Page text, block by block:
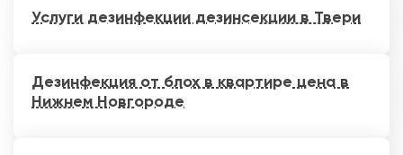
Услуги дезинфекции дезинсекции в Твери
Дезинфекция от блох в квартире цена в
Нижнем Новгороде